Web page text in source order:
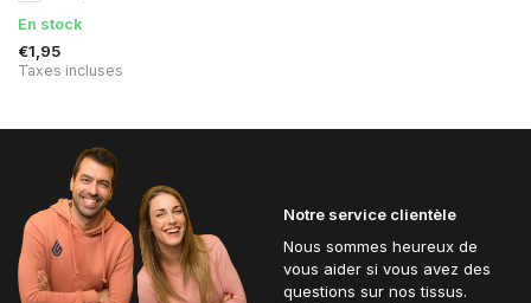
En stock
€1,95
Taxes incluses
Notre service clientèle
Nous sommes heureux de
vous aider si vous avez des
questions sur nos tissus.